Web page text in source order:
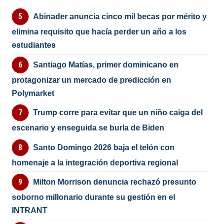
Abinader anuncia cinco mil becas por mérito y
elimina requisito que hacía perder un año a los
estudiantes
Santiago Matías, primer dominicano en
protagonizar un mercado de predicción en
Polymarket
Trump corre para evitar que un niño caiga del
escenario y enseguida se burla de Biden
Santo Domingo 2026 baja el telón con
homenaje a la integración deportiva regional
Milton Morrison denuncia rechazó presunto
soborno millonario durante su gestión en el
INTRANT